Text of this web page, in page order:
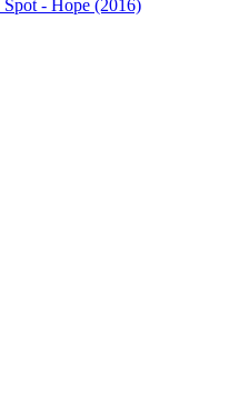
- Hope (2016)